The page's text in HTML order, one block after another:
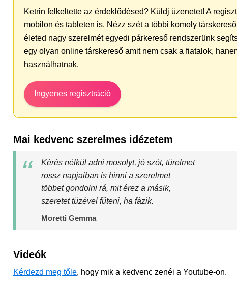
Ketrin felkeltette az érdeklődésed? Küldj üzenetet! A
mobilon és tableten is. Nézz szét a többi komoly
életed nagy szerelmét egyedi párkereső rendszerünk
egy olyan online társkereső amit nem csak a fiatalok,
használhatnak.
Ingyenes regisztráció
Mai kedvenc szerelmes idézetem
Kérés nélkül adni mosolyt, jó szót, türelmet
rossz napjaiban is hinni a szerelmet
többet gondolni rá, mit érez a másik,
szeretet tüzével fűteni, ha fázik.
Moretti Gemma
Videók
Kérdezd meg tőle, hogy mik a kedvenc zenéi a Youtube-on.